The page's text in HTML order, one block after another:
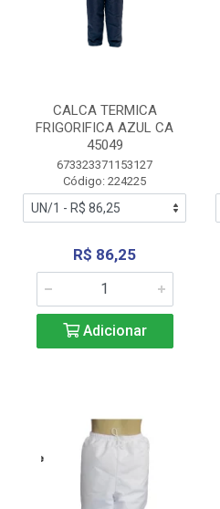
CALCA TERMICA
FRIGORIFICA AZUL CA
45049
673323371153127
Código: 224225
R$ 86,25
Adicionar